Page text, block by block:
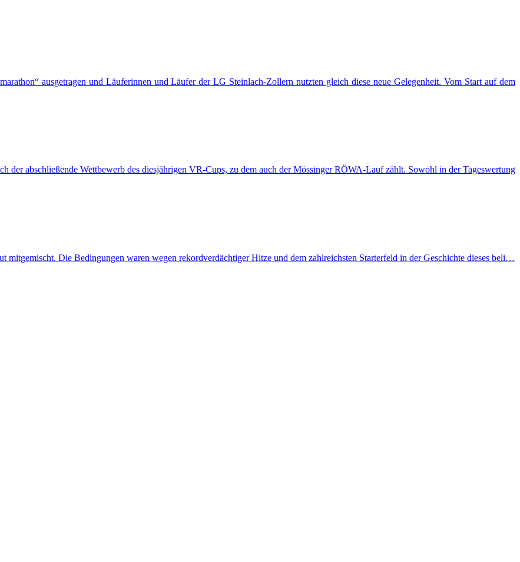
ausgetragen und Läuferinnen und Läufer der LG Steinlach-Zollern nutzten gleich diese neue Gelegenheit. Vom Start auf dem
der abschließende Wettbewerb des diesjährigen VR-Cups, zu dem auch der Mössinger RÖWA-Lauf zählt. Sowohl in der Tageswertung
mitgemischt. Die Bedingungen waren wegen rekordverdächtiger Hitze und dem zahlreichsten Starterfeld in der Geschichte dieses beli…